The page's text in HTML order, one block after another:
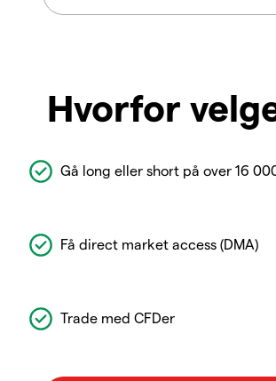
Hvorfor
Gå long eller short på over 16
Få direct market access (DMA)
Trade med CFDer